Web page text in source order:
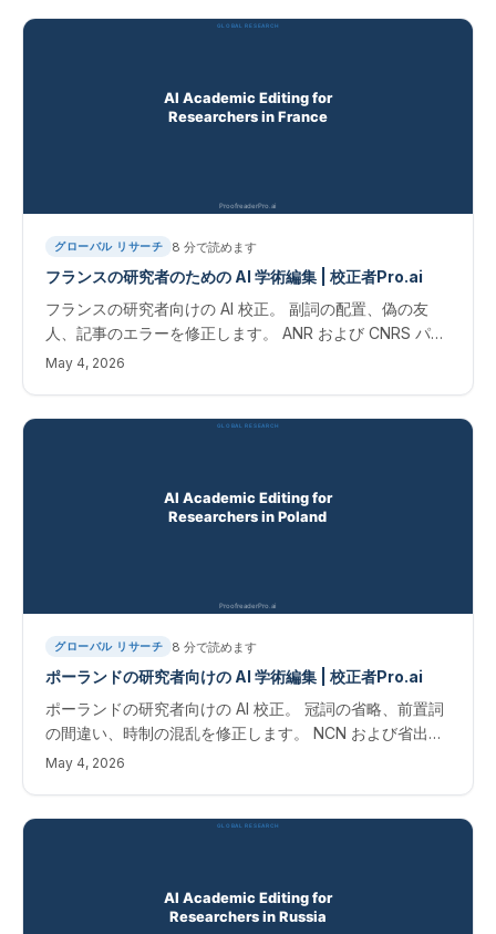
グローバル リサーチ 8 分で読めます
フランスの研究者のための AI 学術編集 | 校正者Pro.ai
フランスの研究者向けの AI 校正。 副詞の配置、偽の友
人、記事のエラーを修正します。 ANR および CNRS パブ
リケーションの即時結果。 フランスの研究者向けの AI ア
May 4, 2026
グローバル リサーチ 8 分で読めます
ポーランドの研究者向けの AI 学術編集 | 校正者Pro.ai
ポーランドの研究者向けの AI 校正。 冠詞の省略、前置詞
の間違い、時制の混乱を修正します。 NCN および省出版
物の即時結果。 ポーランドの科学者向けの AI 学術校正
May 4, 2026